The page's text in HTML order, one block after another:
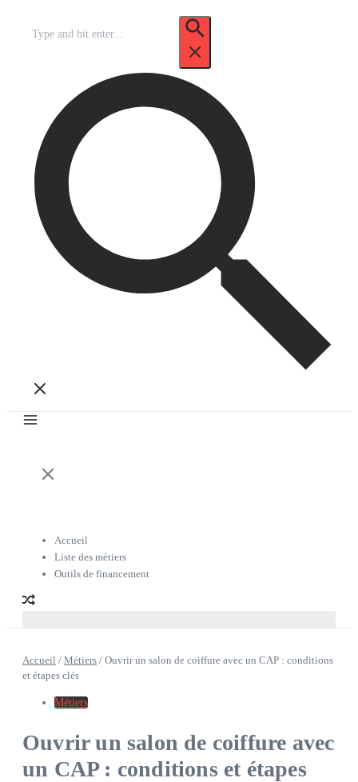
pour
Accueil
Liste des métiers
Outils de financement
Accueil / Métiers / Ouvrir un salon de coiffure avec un CAP : conditions
et étapes clés
Métiers
Ouvrir un salon de coiffure avec
un CAP : conditions et étapes